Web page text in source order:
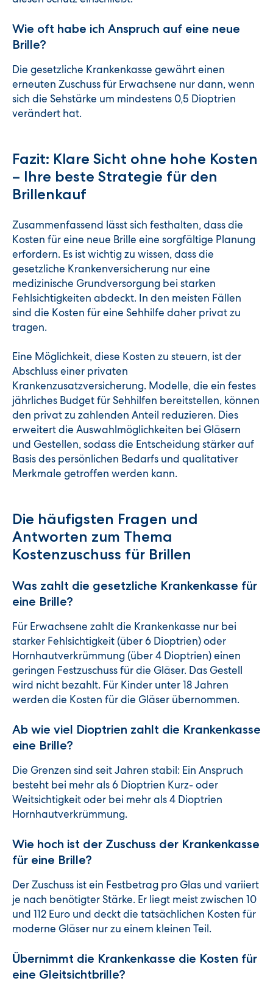
Wie oft habe ich Anspruch auf eine neue
Brille?
Die gesetzliche Krankenkasse gewährt einen
erneuten Zuschuss für Erwachsene nur dann, wenn
sich die Sehstärke um mindestens 0,5 Dioptrien
verändert hat.
Fazit: Klare Sicht ohne hohe Kosten
– Ihre beste Strategie für den
Brillenkauf
Zusammenfassend lässt sich festhalten, dass die
Kosten für eine neue Brille eine sorgfältige Planung
erfordern. Es ist wichtig zu wissen, dass die
gesetzliche Krankenversicherung nur eine
medizinische Grundversorgung bei starken
Fehlsichtigkeiten abdeckt. In den meisten Fällen
sind die Kosten für eine Sehhilfe daher privat zu
tragen.
Eine Möglichkeit, diese Kosten zu steuern, ist der
Abschluss einer privaten
Krankenzusatzversicherung. Modelle, die ein festes
jährliches Budget für Sehhilfen bereitstellen, können
den privat zu zahlenden Anteil reduzieren. Dies
erweitert die Auswahlmöglichkeiten bei Gläsern
und Gestellen, sodass die Entscheidung stärker auf
Basis des persönlichen Bedarfs und qualitativer
Merkmale getroffen werden kann.
Die häufigsten Fragen und
Antworten zum Thema
Kostenzuschuss für Brillen
Was zahlt die gesetzliche Krankenkasse für
eine Brille?
Für Erwachsene zahlt die Krankenkasse nur bei
starker Fehlsichtigkeit (über 6 Dioptrien) oder
Hornhautverkrümmung (über 4 Dioptrien) einen
geringen Festzuschuss für die Gläser. Das Gestell
wird nicht bezahlt. Für Kinder unter 18 Jahren
werden die Kosten für die Gläser übernommen.
Ab wie viel Dioptrien zahlt die Krankenkasse
eine Brille?
Die Grenzen sind seit Jahren stabil: Ein Anspruch
besteht bei mehr als 6 Dioptrien Kurz- oder
Weitsichtigkeit oder bei mehr als 4 Dioptrien
Hornhautverkrümmung.
Wie hoch ist der Zuschuss der Krankenkasse
für eine Brille?
Der Zuschuss ist ein Festbetrag pro Glas und variiert
je nach benötigter Stärke. Er liegt meist zwischen 10
und 112 Euro und deckt die tatsächlichen Kosten für
moderne Gläser nur zu einem kleinen Teil.
Übernimmt die Krankenkasse die Kosten für
eine Gleitsichtbrille?